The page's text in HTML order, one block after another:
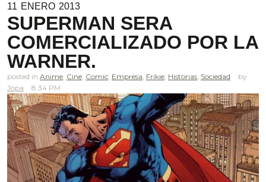
11 ENERO 2013
SUPERMAN SERA
COMERCIALIZADO POR LA
WARNER.
posted in Anime Cine Comic Empresa Frikie Historias Sociedad
Jopa
8.34 PM